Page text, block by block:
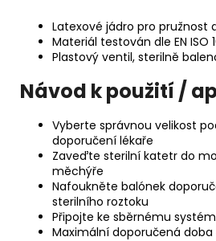
Latexové jádro pro pružnost
Materiál testován dle EN ISO
Plastový ventil, sterilně
Návod k použití /
Vyberte správnou velikost
doporučení lékaře
Zaveďte sterilní katetr do
měchýře
Nafoukněte balónek
sterilního roztoku
Připojte ke sběrnému
Maximální doporučená doba